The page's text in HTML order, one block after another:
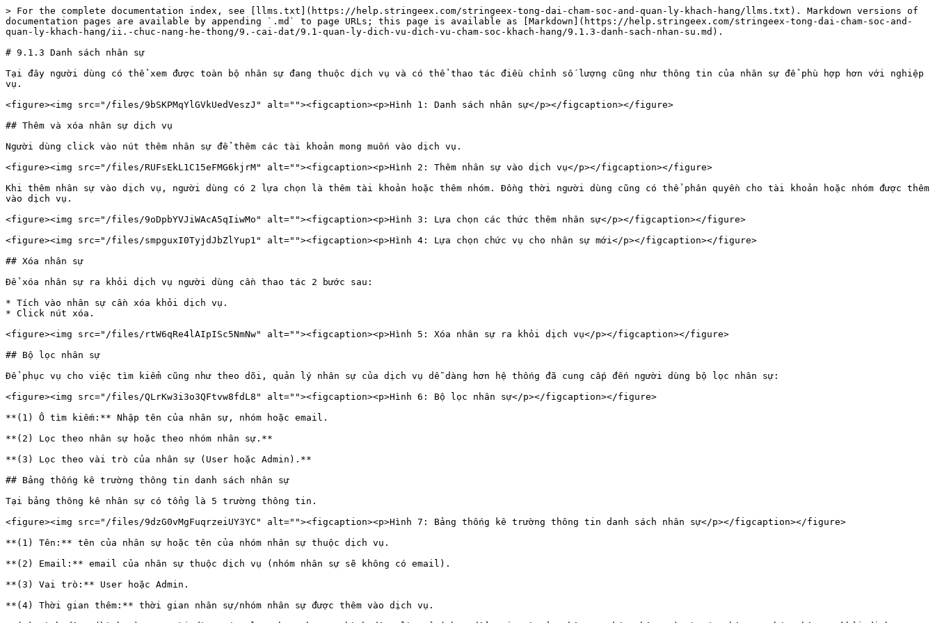
> For the complete documentation index, see [llms.txt](https://help.stringeex.com/stringeex-tong-dai-cham-soc-and-quan-ly-khach-hang/llms.txt). Markdown versions of
documentation pages are available by appending `.md` to page URLs; this page is available as [Markdown](https://help.stringeex.com/stringeex-tong-dai-cham-soc-and-
quan-ly-khach-hang/ii.-chuc-nang-he-thong/9.-cai-dat/9.1-quan-ly-dich-vu-dich-vu-cham-soc-khach-hang/9.1.3-danh-sach-nhan-su.md).
# 9.1.3 Danh sách nhân sự
Tại đây người dùng có thể xem được toàn bộ nhân sự đang thuộc dịch vụ và có thể thao tác điều chỉnh số lượng cũng như thông tin của nhân sự để phù hợp hơn với nghiệp
vụ.
<figure><img src="/files/9bSKPMqYlGVkUedVeszJ" alt=""><figcaption><p>Hình 1: Danh sách nhân sự</p></figcaption></figure>
## Thêm và xóa nhân sự dịch vụ
Người dùng click vào nút thêm nhân sự để thêm các tài khoản mong muốn vào dịch vụ.
<figure><img src="/files/RUFsEkL1C15eFMG6kjrM" alt=""><figcaption><p>Hình 2: Thêm nhân sự vào dịch vụ</p></figcaption></figure>
Khi thêm nhân sự vào dịch vụ, người dùng có 2 lựa chọn là thêm tài khoản hoặc thêm nhóm. Đồng thời người dùng cũng có thể phân quyền cho tài khoản hoặc nhóm được thêm
vào dịch vụ.
<figure><img src="/files/9oDpbYVJiWAcA5qIiwMo" alt=""><figcaption><p>Hình 3: Lựa chọn các thức thêm nhân sự</p></figcaption></figure>
<figure><img src="/files/smpguxI0TyjdJbZlYup1" alt=""><figcaption><p>Hình 4: Lựa chọn chức vụ cho nhân sự mới</p></figcaption></figure>
## Xóa nhân sự
Để xóa nhân sự ra khỏi dịch vụ người dùng cần thao tác 2 bước sau:
* Tích vào nhân sự cần xóa khỏi dịch vụ.
* Click nút xóa.
<figure><img src="/files/rtW6qRe4lAIpISc5NmNw" alt=""><figcaption><p>Hình 5: Xóa nhân sự ra khỏi dịch vụ</p></figcaption></figure>
## Bộ lọc nhân sự
Để phục vụ cho việc tìm kiểm cũng như theo dõi, quản lý nhân sự của dịch vụ dễ dàng hơn hệ thống đã cung cấp đến người dùng bộ lọc nhân sự:
<figure><img src="/files/QLrKw3i3o3QFtvw8fdL8" alt=""><figcaption><p>Hình 6: Bộ lọc nhân sự</p></figcaption></figure>
**(1) Ô tìm kiếm:** Nhập tên của nhân sự, nhóm hoặc email.
**(2) Lọc theo nhân sự hoặc theo nhóm nhân sự.**
**(3) Lọc theo vài trò của nhân sự (User hoặc Admin).**
## Bảng thống kê trường thông tin danh sách nhân sự
Tại bảng thông kê nhân sự có tổng là 5 trường thông tin.
<figure><img src="/files/9dzG0vMgFuqrzeiUY3YC" alt=""><figcaption><p>Hình 7: Bảng thống kê trường thông tin danh sách nhân sự</p></figcaption></figure>
**(1) Tên:** tên của nhân sự hoặc tên của nhóm nhân sự thuộc dịch vụ.
**(2) Email:** email của nhân sự thuộc dịch vụ (nhóm nhân sự sẽ không có email).
**(3) Vai trò:** User hoặc Admin.
**(4) Thời gian thêm:** thời gian nhân sự/nhóm nhân sự được thêm vào dịch vụ.